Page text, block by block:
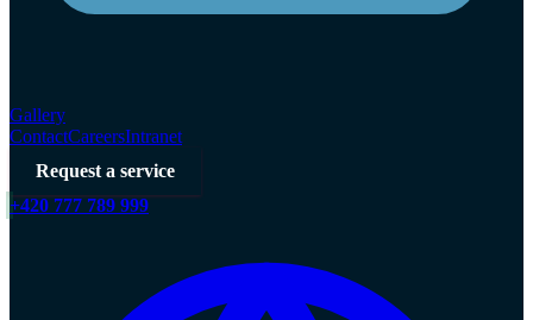
Gallery
ContactCareersIntranet
Request a service
+420 777 789 999